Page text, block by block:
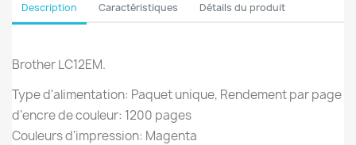
Description Caractéristiques Détails du produit
Brother LC12EM.
Type d'alimentation: Paquet unique, Rendement par page
d'encre de couleur: 1200 pages
Couleurs d'impression: Magenta